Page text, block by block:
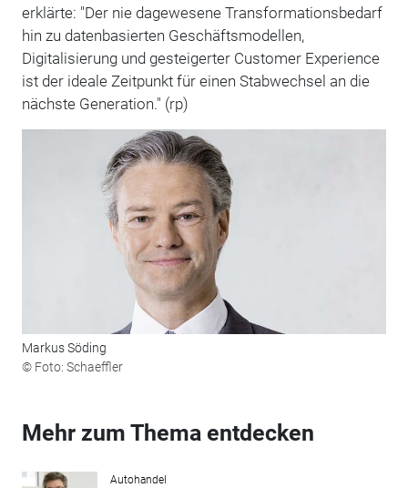
erklärte: "Der nie dagewesene Transformationsbedarf
hin zu datenbasierten Geschäftsmodellen,
Digitalisierung und gesteigerter Customer Experience
ist der ideale Zeitpunkt für einen Stabwechsel an die
nächste Generation." (rp)
Markus Söding
© Foto: Schaeffler
Mehr zum Thema entdecken
Autohandel